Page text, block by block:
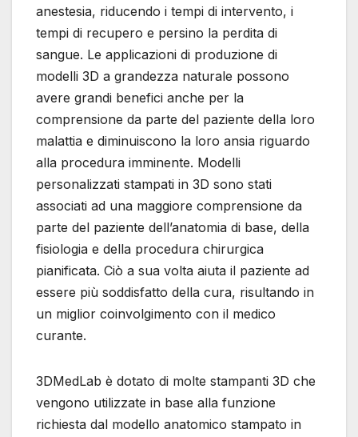
anestesia, riducendo i tempi di intervento, i
tempi di recupero e persino la perdita di
sangue. Le applicazioni di produzione di
modelli 3D a grandezza naturale possono
avere grandi benefici anche per la
comprensione da parte del paziente della loro
malattia e diminuiscono la loro ansia riguardo
alla procedura imminente. Modelli
personalizzati stampati in 3D sono stati
associati ad una maggiore comprensione da
parte del paziente dell’anatomia di base, della
fisiologia e della procedura chirurgica
pianificata. Ciò a sua volta aiuta il paziente ad
essere più soddisfatto della cura, risultando in
un miglior coinvolgimento con il medico
curante.
3DMedLab è dotato di molte stampanti 3D che
vengono utilizzate in base alla funzione
richiesta dal modello anatomico stampato in